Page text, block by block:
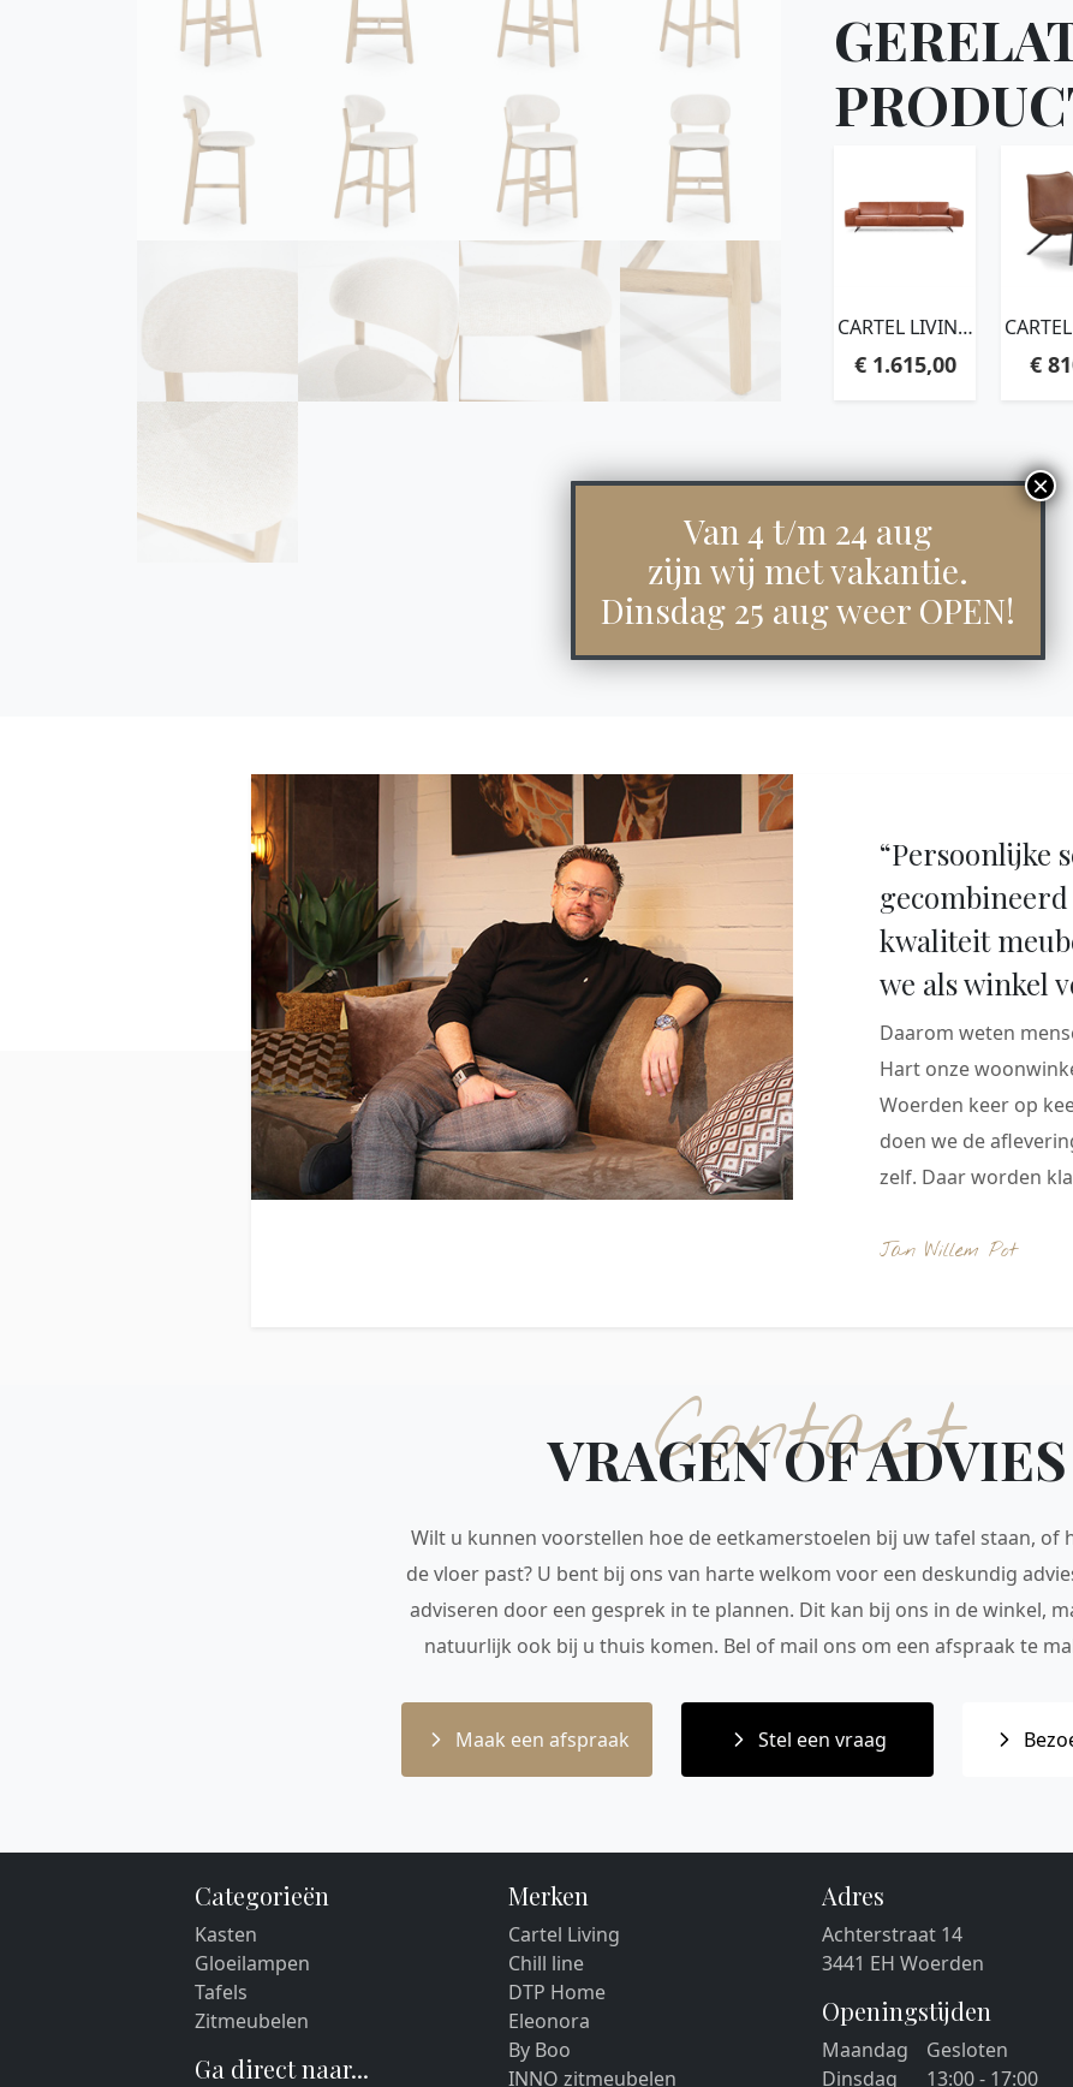
CARTEL LIVING
€1.615,00 €
“Persoonlijke
kwaliteit
we als winkel
Daarom weten
Hart onze
Woerden keer op
doen we de
zelf. Daar worden
Jan Willem Pot
Contact
VRAGEN OF ADVIES
Wilt u kunnen voorstellen hoe de eetkamerstoelen bij uw tafel staan, of
de vloer past? U bent bij ons van harte welkom voor een deskundig
adviseren door een gesprek in te plannen. Dit kan bij ons in de winkel,
natuurlijk ook bij u thuis komen. Bel of mail ons om een afspraak te
Maak een afspraak Stel een vraag
Categorieën
Kasten
Gloeilampen
Tafels
Zitmeubelen
Ga direct naar...
Merken
Cartel Living
Chill line
DTP Home
Eleonora
By Boo
INNO zitmeubelen
Adres
Achterstraat 14
3441 EH Woerden
Openingstijden
Maandag
Gesloten
Dinsdag
13:00 - 17:00
Van 4 t/m 24 aug
zijn wij met vakantie.
Dinsdag 25 aug weer OPEN!